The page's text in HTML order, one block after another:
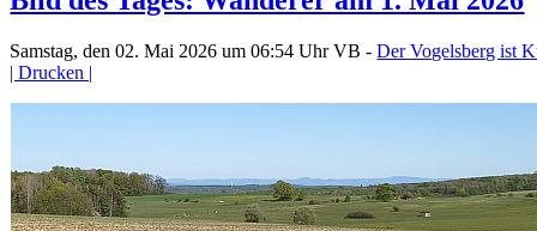
Samstag, den 02. Mai 2026 um 06:54 UhrVB -Der Vogelsberg ist
| Drucken |